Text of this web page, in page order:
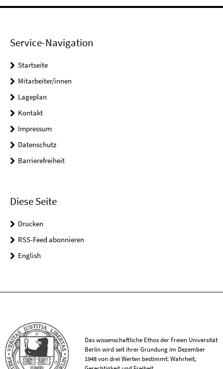
Service-Navigation
Startseite
Mitarbeiter/innen
Lageplan
Kontakt
Impressum
Datenschutz
Barrierefreiheit
Diese Seite
Drucken
RSS-Feed abonnieren
English
Das wissenschaftliche Ethos der Freien Universität
Berlin wird seit ihrer Gründung im Dezember
1948 von drei Werten bestimmt: Wahrheit,